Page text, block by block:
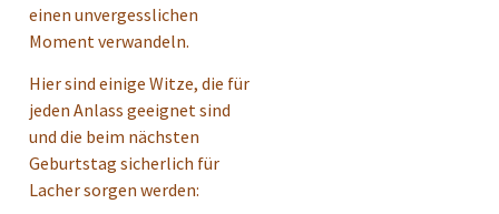
einen unvergesslichen
Moment verwandeln.
Hier sind einige Witze, die für
jeden Anlass geeignet sind
und die beim nächsten
Geburtstag sicherlich für
Lacher sorgen werden: